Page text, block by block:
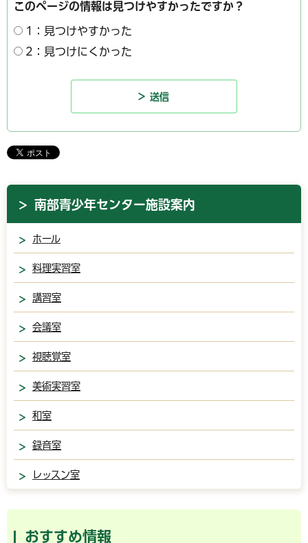
このページの情報は見つけやすかったですか？
1：見つけやすかった
2：見つけにくかった
南部青少年センター施設案内
ホール
料理実習室
講習室
会議室
視聴覚室
美術実習室
和室
録音室
レッスン室
おすすめ情報